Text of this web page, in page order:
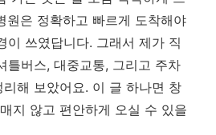
원은 정확하고 빠르게 도착해야
이 쓰였답니다. 그래서 제가 직
틀버스, 대중교통, 그리고 주차
해 보았어요. 이 글 하나면 창
지 않고 편안하게 오실 수 있을